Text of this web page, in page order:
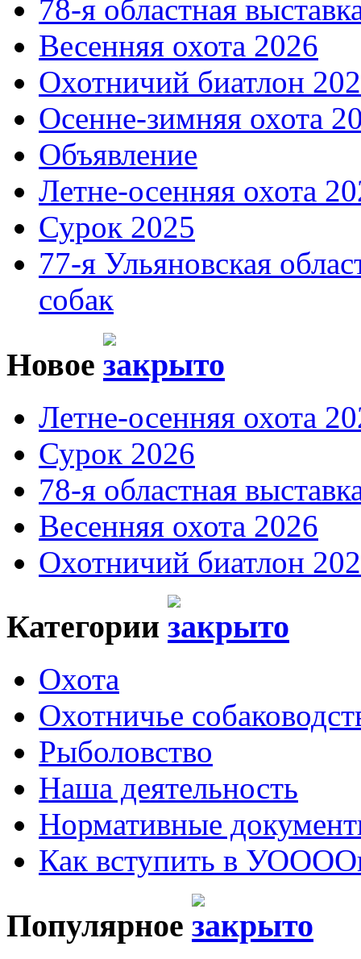
78-я областная
Весенняя охота 2026
Охотничий биатлон
Осенне-зимняя охота
Объявление
Летне-осенняя охота
Сурок 2025
77-я Ульяновская
собак
Новое
Летне-осенняя охота
Сурок 2026
78-я областная
Весенняя охота 2026
Охотничий биатлон
Категории
Охота
Охотничье
Рыболовство
Наша деятельность
Нормативные
Как вступить в
Популярное